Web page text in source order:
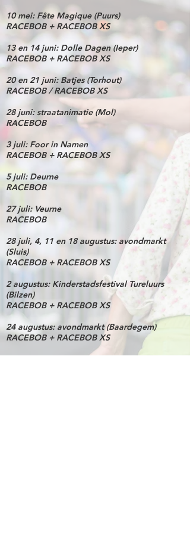
10 mei: Fête Magique (Puurs)
RACEBOB + RACEBOB XS​
13 en 14 juni: Dolle Dagen (Ieper)
RACEBOB + RACEBOB XS​
20 en 21 juni: Batjes (Torhout)
RACEBOB / RACEBOB XS​
28 juni: straatanimatie (Mol)
RACEBOB​
3 juli: Foor in Namen
RACEBOB + RACEBOB XS​
5 juli: Deurne
RACEBOB​
27 juli: Veurne
RACEBOB​
28 juli, 4, 11 en 18 augustus: avondmarkt
(Sluis)
RACEBOB + RACEBOB XS​
2 augustus: Kinderstadsfestival Tureluurs
(Bilzen)
RACEBOB + RACEBOB XS​
24 augustus: avondmarkt (Baardegem)
RACEBOB + RACEBOB XS​
19 september: Hoofddorp